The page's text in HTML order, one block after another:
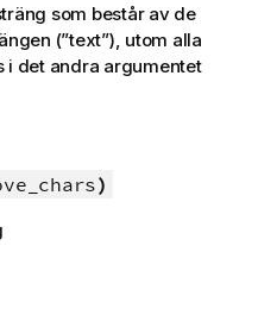
som består av de
(”text”), utom alla
i det andra argumentet
)